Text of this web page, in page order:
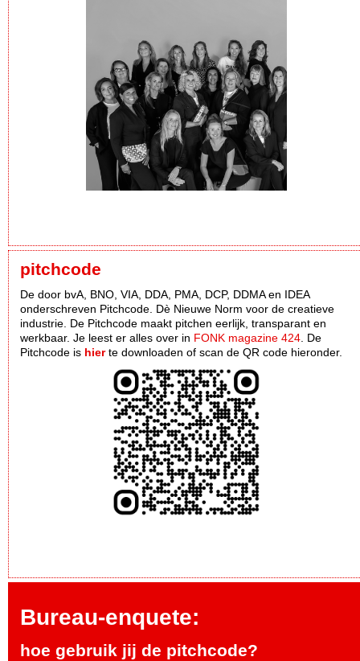
pitchcode
De door bvA, BNO, VIA, DDA, PMA, DCP, DDMA en IDEA
onderschreven Pitchcode. Dè Nieuwe Norm voor de creatieve
industrie. De Pitchcode maakt pitchen eerlijk, transparant en
werkbaar. Je leest er alles over in FONK magazine 424 . De
Pitchcode is hierte downloaden of scan de QR code hieronder.
Bureau-enquete:
hoe gebruik jij de pitchcode?